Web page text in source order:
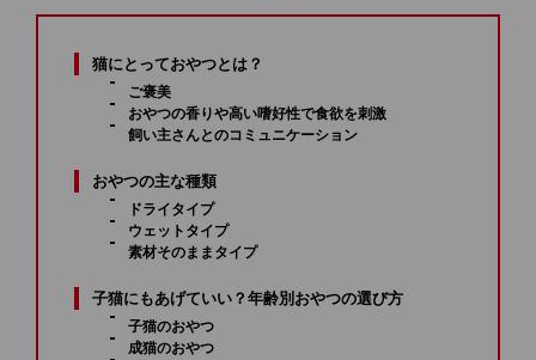
猫にとっておやつとは？
ご褒美
おやつの香りや高い嗜好性で食欲を刺激
飼い主さんとのコミュニケーション
おやつの主な種類
ドライタイプ
ウェットタイプ
素材そのままタイプ
子猫にもあげていい？年齢別おやつの選び方
子猫のおやつ
成猫のおやつ